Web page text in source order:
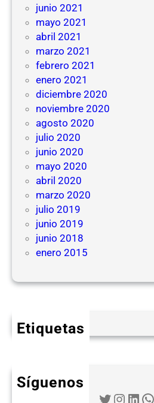
junio 2021
mayo 2021
abril 2021
marzo 2021
febrero 2021
enero 2021
diciembre 2020
noviembre 2020
agosto 2020
julio 2020
junio 2020
mayo 2020
abril 2020
marzo 2020
julio 2019
junio 2019
junio 2018
enero 2015
Etiquetas
Síguenos
Twitter Instagram LinkedIn WhatsApp